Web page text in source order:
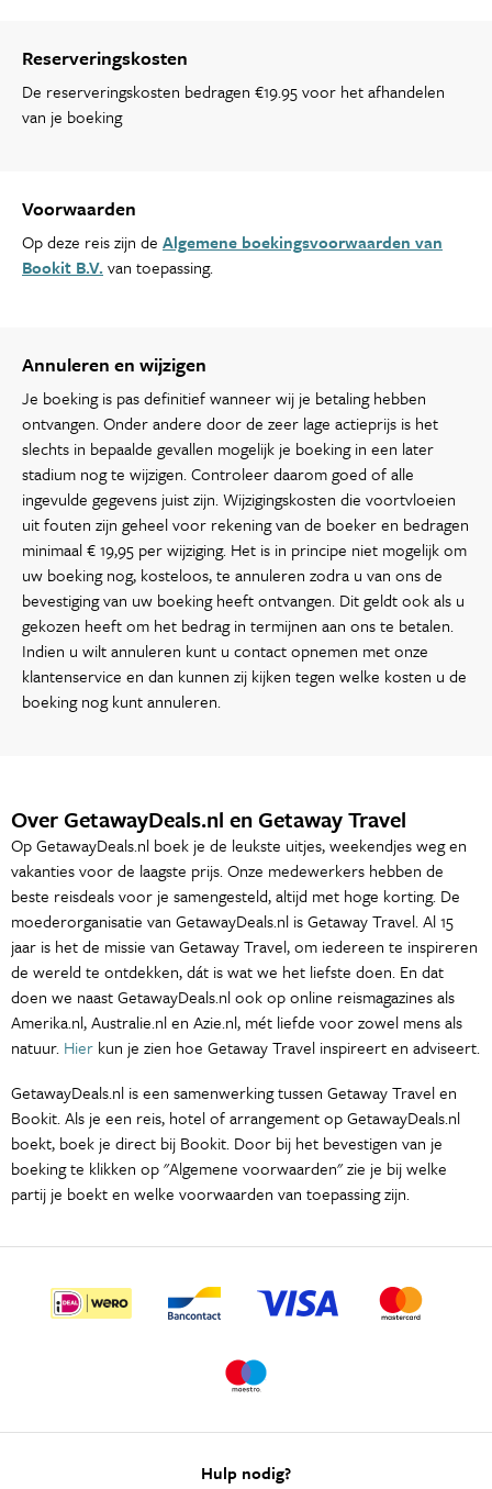
Reserveringskosten
De reserveringskosten bedragen €19.95 voor het afhandelen
van je boeking
Voorwaarden
Op deze reis zijn de Algemene boekingsvoorwaarden van
Bookit B.V. van toepassing.
Annuleren en wijzigen
Je boeking is pas definitief wanneer wij je betaling hebben
ontvangen. Onder andere door de zeer lage actieprijs is het
slechts in bepaalde gevallen mogelijk je boeking in een later
stadium nog te wijzigen. Controleer daarom goed of alle
ingevulde gegevens juist zijn. Wijzigingskosten die voortvloeien
uit fouten zijn geheel voor rekening van de boeker en bedragen
minimaal € 19,95 per wijziging. Het is in principe niet mogelijk om
uw boeking nog, kosteloos, te annuleren zodra u van ons de
bevestiging van uw boeking heeft ontvangen. Dit geldt ook als u
gekozen heeft om het bedrag in termijnen aan ons te betalen.
Indien u wilt annuleren kunt u contact opnemen met onze
klantenservice en dan kunnen zij kijken tegen welke kosten u de
boeking nog kunt annuleren.
Over GetawayDeals.nl en Getaway Travel
Op GetawayDeals.nl boek je de leukste uitjes, weekendjes weg en
vakanties voor de laagste prijs. Onze medewerkers hebben de
beste reisdeals voor je samengesteld, altijd met hoge korting. De
moederorganisatie van GetawayDeals.nl is Getaway Travel. Al 15
jaar is het de missie van Getaway Travel, om iedereen te inspireren
de wereld te ontdekken, dát is wat we het liefste doen. En dat
doen we naast GetawayDeals.nl ook op online reismagazines als
Amerika.nl, Australie.nl en Azie.nl, mét liefde voor zowel mens als
natuur. Hier kun je zien hoe Getaway Travel inspireert en adviseert.
GetawayDeals.nl is een samenwerking tussen Getaway Travel en
Bookit. Als je een reis, hotel of arrangement op GetawayDeals.nl
boekt, boek je direct bij Bookit. Door bij het bevestigen van je
boeking te klikken op "Algemene voorwaarden" zie je bij welke
partij je boekt en welke voorwaarden van toepassing zijn.
Hulp nodig?